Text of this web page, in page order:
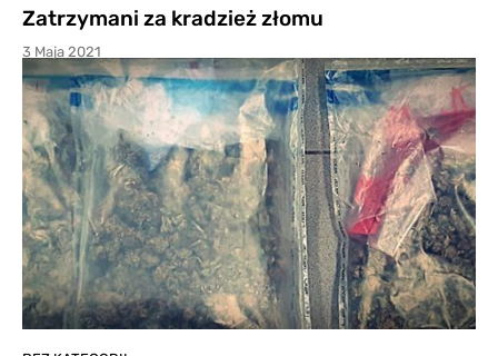
Zatrzymani za kradzież złomu
3 Maja 2021